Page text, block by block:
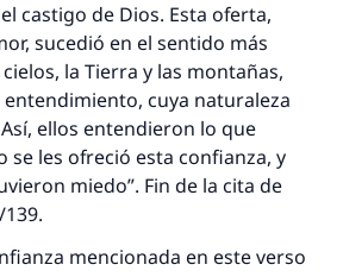
castigo de Dios. Esta oferta,
sucedió en el sentido más
la Tierra y las montañas,
cuya naturaleza
ellos entendieron lo que
se les ofreció esta confianza, y
miedo”. Fin de la cita de
139.
mencionada en este verso